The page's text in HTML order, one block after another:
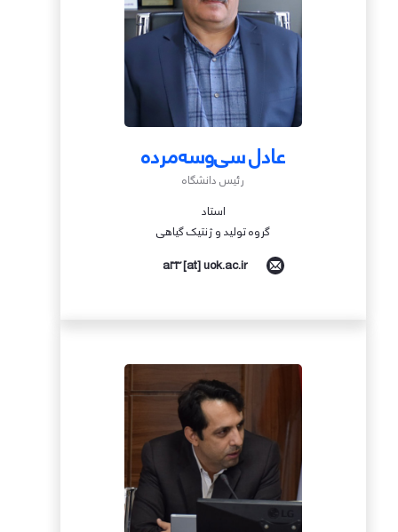
عادل سی‌وسه‌مرده
رئیس دانشگاه
استاد
گروه تولید و ژنتیک گیاهی
a33 [at] uok.ac.ir